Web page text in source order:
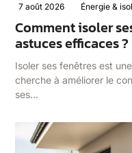
7 août 2026 Énergie &
Comment isoler
astuces efficaces ?
Isoler ses fenêtres est
cherche à améliorer le
ses…